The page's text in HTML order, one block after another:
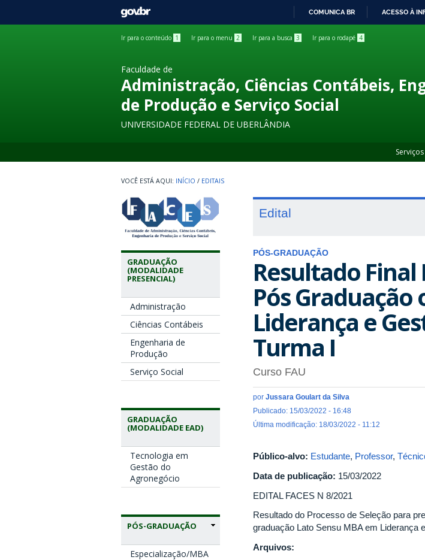
GOVBR
COMUNICA BR ACESSO À
Ir para o conteúdo 1 Ir para o menu 2 Ir para a busca 3 Ir para o rodapé 4
Faculdade de
Administração, Ciências Contábeis,
de Produção e Serviço Social
UNIVERSIDADE FEDERAL DE UBERLÂNDIA
Serviços
INÍCIO / EDITAIS
GRADUAÇÃO
(MODALIDADE
PRESENCIAL)
Administração
Ciências Contábeis
Engenharia de
Produção
Serviço Social
GRADUAÇÃO
(MODALIDADE EAD)
Tecnologia em
Gestão do
Agronegócio
PÓS-GRADUAÇÃO
Especialização/MBA
Edital
PÓS-GRADUAÇÃO
Resultado Final
Pós Graduação
Liderança e
Turma I
Curso FAU
por Jussara Goulart da Silva
Publicado: 15/03/2022 - 16:48
Última modificação: 18/03/2022 - 11:12
Público-alvo: Estudante, Professor,
Data de publicação: 15/03/2022
EDITAL FACES N 8/2021
Resultado do Processo de Seleção para
graduação Lato Sensu MBA em Liderança
Arquivos: